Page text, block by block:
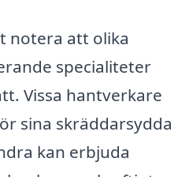
notera att olika
specialiteter
Vissa hantverkare
sina skräddarsydda
kan erbjuda